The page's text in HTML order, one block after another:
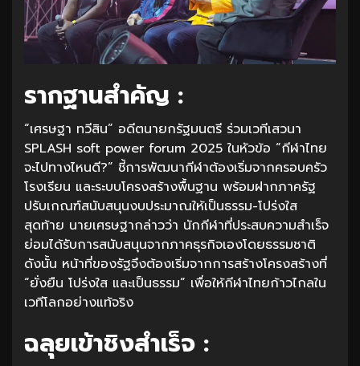
รากฐานสำคัญ :
“เศรษฐา ทวีสิน” อดีตนายกรัฐมนตรี ร่วมเวทีเสวนา
SPLASH soft power forum 2025 ในหัวข้อ “กีฬาไทย
จะไปทางไหนดี?” ชี้การพัฒนากีฬาต้องเริ่มจากครอบครัว
โรงเรียน และระบบโครงสร้างพื้นฐาน พร้อมฝากภาครัฐ
ปรับเกณฑ์สนับสนุนงบประมาณให้เป็นธรรม-โปร่งใส
สุดท้าย นายเศรษฐากล่าวว่า นักกีฬาที่ประสบความสำเร็จ
ย่อมได้รับการสนับสนุนจากภาคธุรกิจเองโดยธรรมชาติ
ดังนั้น หน้าที่ของรัฐจึงต้องเริ่มจากการสร้างโครงสร้างที่
“ยั่งยืน โปร่งใส และเป็นธรรม” เพื่อให้กีฬาไทยก้าวไกลใน
เวทีโลกอย่างแท้จริง
ฉลุยเข้าชิงสำเร็จ :